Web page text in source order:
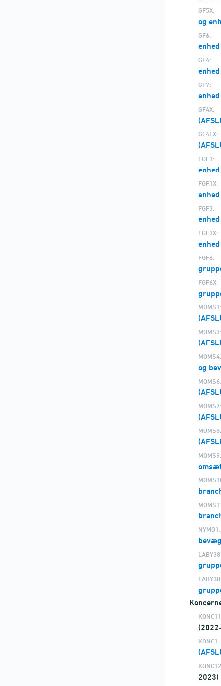
GF5X:
og
GF6:
enhed
GF4:
enhed
GF7:
enhed
GF4X:
GF4LX:
FGF1:
enhed
FGF1X:
enhed
FGF3:
FGF3X:
FGF6:
FGF6X:
MOMS1:
MOMS3:
MOMS4:
og
MOMS6:
MOMS7:
MOMS8:
MOMS9:
NYMO1:
LABY38:
KONC1:
2023)